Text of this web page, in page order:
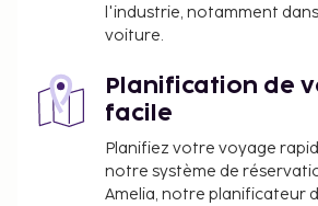
l'industrie, notamment
voiture.
Planification de
facile
Planifiez votre voyage
notre système de
Amelia, notre planificateur